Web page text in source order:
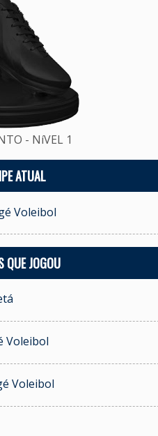
- NíVEL 1
ATUAL
Voleibol
QUE JOGOU
Voleibol
Voleibol